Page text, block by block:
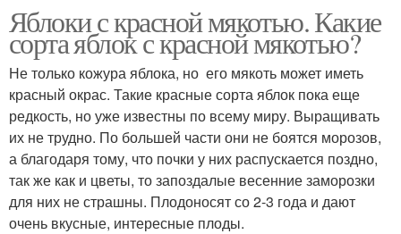
Яблоки с красной мякотью. Какие
сорта яблок с красной мякотью?
Не только кожура яблока, но его мякоть может иметь
красный окрас. Такие красные сорта яблок пока еще
редкость, но уже известны по всему миру. Выращивать
их не трудно. По большей части они не боятся морозов,
а благодаря тому, что почки у них распускается поздно,
так же как и цветы, то запоздалые весенние заморозки
для них не страшны. Плодоносят со 2-3 года и дают
очень вкусные, интересные плоды.